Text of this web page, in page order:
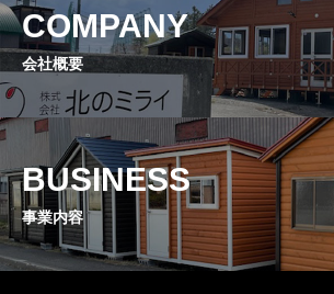
COMPANY
会社概要
BUSINESS
事業内容